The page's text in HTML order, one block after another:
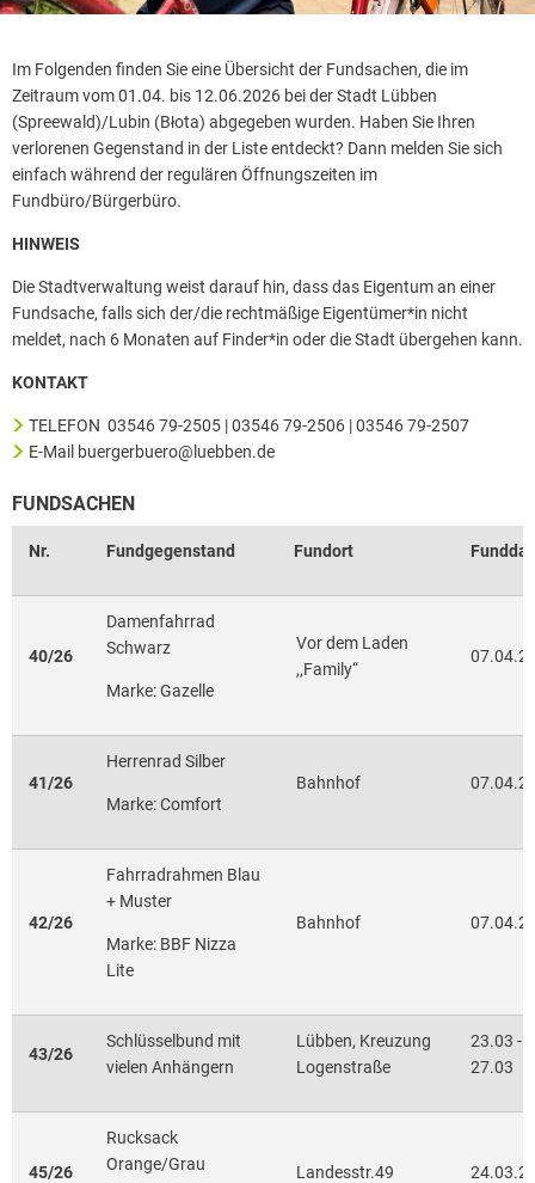
Im Folgenden finden Sie eine Übersicht der Fundsachen, die im
Zeitraum vom 01.04. bis 12.06.2026 bei der Stadt Lübben
(Spreewald)/Lubin (Błota) abgegeben wurden. Haben Sie Ihren
verlorenen Gegenstand in der Liste entdeckt? Dann melden Sie sich
einfach während der regulären Öffnungszeiten im
Fundbüro/Bürgerbüro.
HINWEIS
Die Stadtverwaltung weist darauf hin, dass das Eigentum an einer
Fundsache, falls sich der/die rechtmäßige Eigentümer*in nicht
meldet, nach 6 Monaten auf Finder*in oder die Stadt übergehen kann.
KONTAKT
TELEFON 03546 79-2505 | 03546 79-2506 | 03546 79-2507
E-Mail buergerbuero@luebben.de
FUNDSACHEN
Nr. Fundgegenstand Fundort
40/26
Damenfahrrad
Schwarz
Marke: Gazelle
Vor dem Laden
,,Family“
41/26
Herrenrad Silber
Marke: Comfort
Bahnhof
42/26
Fahrradrahmen Blau
+ Muster
Marke: BBF Nizza
Lite
Bahnhof
43/26
Schlüsselbund mit
vielen Anhängern
Lübben, Kreuzung
Logenstraße
23.03 -
27.03
45/26
Rucksack
Orange/Grau
Landesstr.49